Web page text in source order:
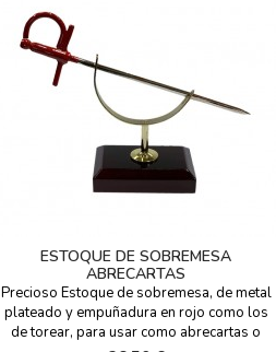
ESTOQUE DE SOBREMESA
ABRECARTAS
Precioso Estoque de sobremesa, de metal
plateado y empuñadura en rojo como los
de torear, para usar como abrecartas o